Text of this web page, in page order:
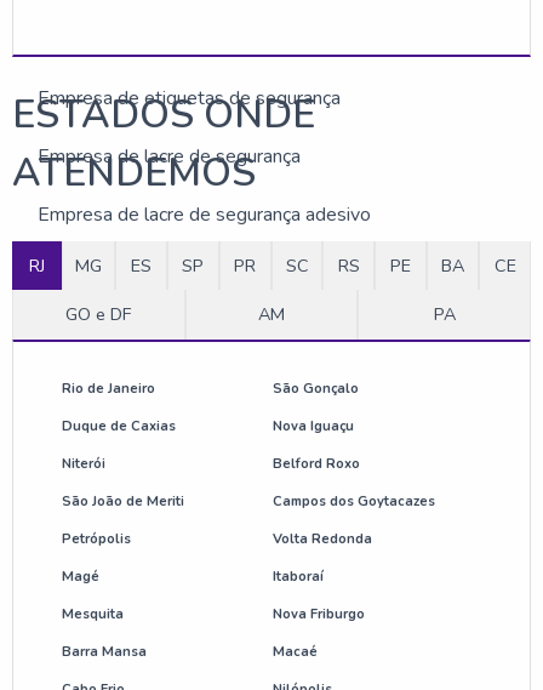
Empresa de etiquetas de segurança
Empresa de lacre de segurança
Empresa de lacre de segurança adesivo
Etiquetas de segurança para equipamentos
Fornecedor de adesivos de segurança
Fornecedor de lacre de segurança
Lacre de segurança para equipamentos
Lacre de segurança para máquinas
Placa de patrimônio para equipamentos
ESTADOS ONDE
ATENDEMOS
RJ MG ES SP PR SC RS PE BA
CE
GO e DF
AM PA
Rio de Janeiro São Gonçalo
Duque de Caxias Nova Iguaçu
Niterói Belford Roxo
São João de Meriti Campos dos Goytacazes
Petrópolis Volta Redonda
Magé Itaboraí
Mesquita Nova Friburgo
Barra Mansa Macaé